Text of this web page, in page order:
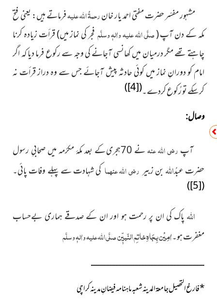
مشہور مفسّر حضرت مفتی احمد یار خانرحمۃُ اللہ علیہفرماتے ہیں: یعنی فتح
مکہ کے دن آپ (صلَّی اللہ علیہ واٰلہٖ وسلَّمفجر کی نماز میں) قرأت زیادہ کرنا
چاہتے تھے مگر درمیان میں کھانسی آجانے کی وجہ سے رکوع فرما دیا کہ اگر
امام کو دورانِ نماز میں کوئی حادثہ پیش آجائے جس سے وہ دراز قرأت نہ
کرسکے تو رُکوع کردے۔(
[4]
)
وصال:
آپرضی اللہ عنہ
نے 70ہجری کے بعد مکۂ مکرّمہ میں صحابیِ رسول
حضرت عبدُاللہبن زبیررضی اللہ عنہما کی شہادت سے پہلے وفات پائی۔
(
[5]
)
اللہپاک کی ان پر رحمت ہو اور ان کے صدقے ہماری بےحساب
مغفرت ہو۔اٰمِیْن بِجَاہِ خاتمِ النّبیّٖنصلَّی اللہ علیہ واٰلہٖ وسلَّم
ــــــــــــــــــــــــــــــــــــــــــــــــــــــــــــــــــــــــــــــ
*فارغ التحصیل جامعۃ المدینہ شعبہ ماہنامہ فیضانِ مدینہ کراچی